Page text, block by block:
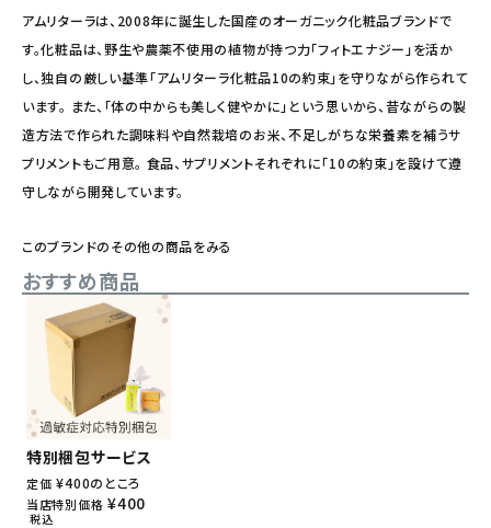
アムリターラは、2008年に誕生した国産のオーガニック化粧品ブランドで
す。化粧品は、野生や農薬不使用の植物が持つ力「フィトエナジー」を活か
し、独自の厳しい基準「アムリターラ化粧品10の約束」を守りながら作られて
います。 また、「体の中からも美しく健やかに」という思いから、昔ながらの製
造方法で作られた調味料や自然栽培のお米、不足しがちな栄養素を補うサ
プリメントもご用意。 食品、サプリメントそれぞれに「10の約束」を設けて遵
守しながら開発しています。
このブランドのその他の商品をみる
おすすめ商品
特別梱包サービス
定価 ¥400のところ
当店特別価格 ¥400
税込